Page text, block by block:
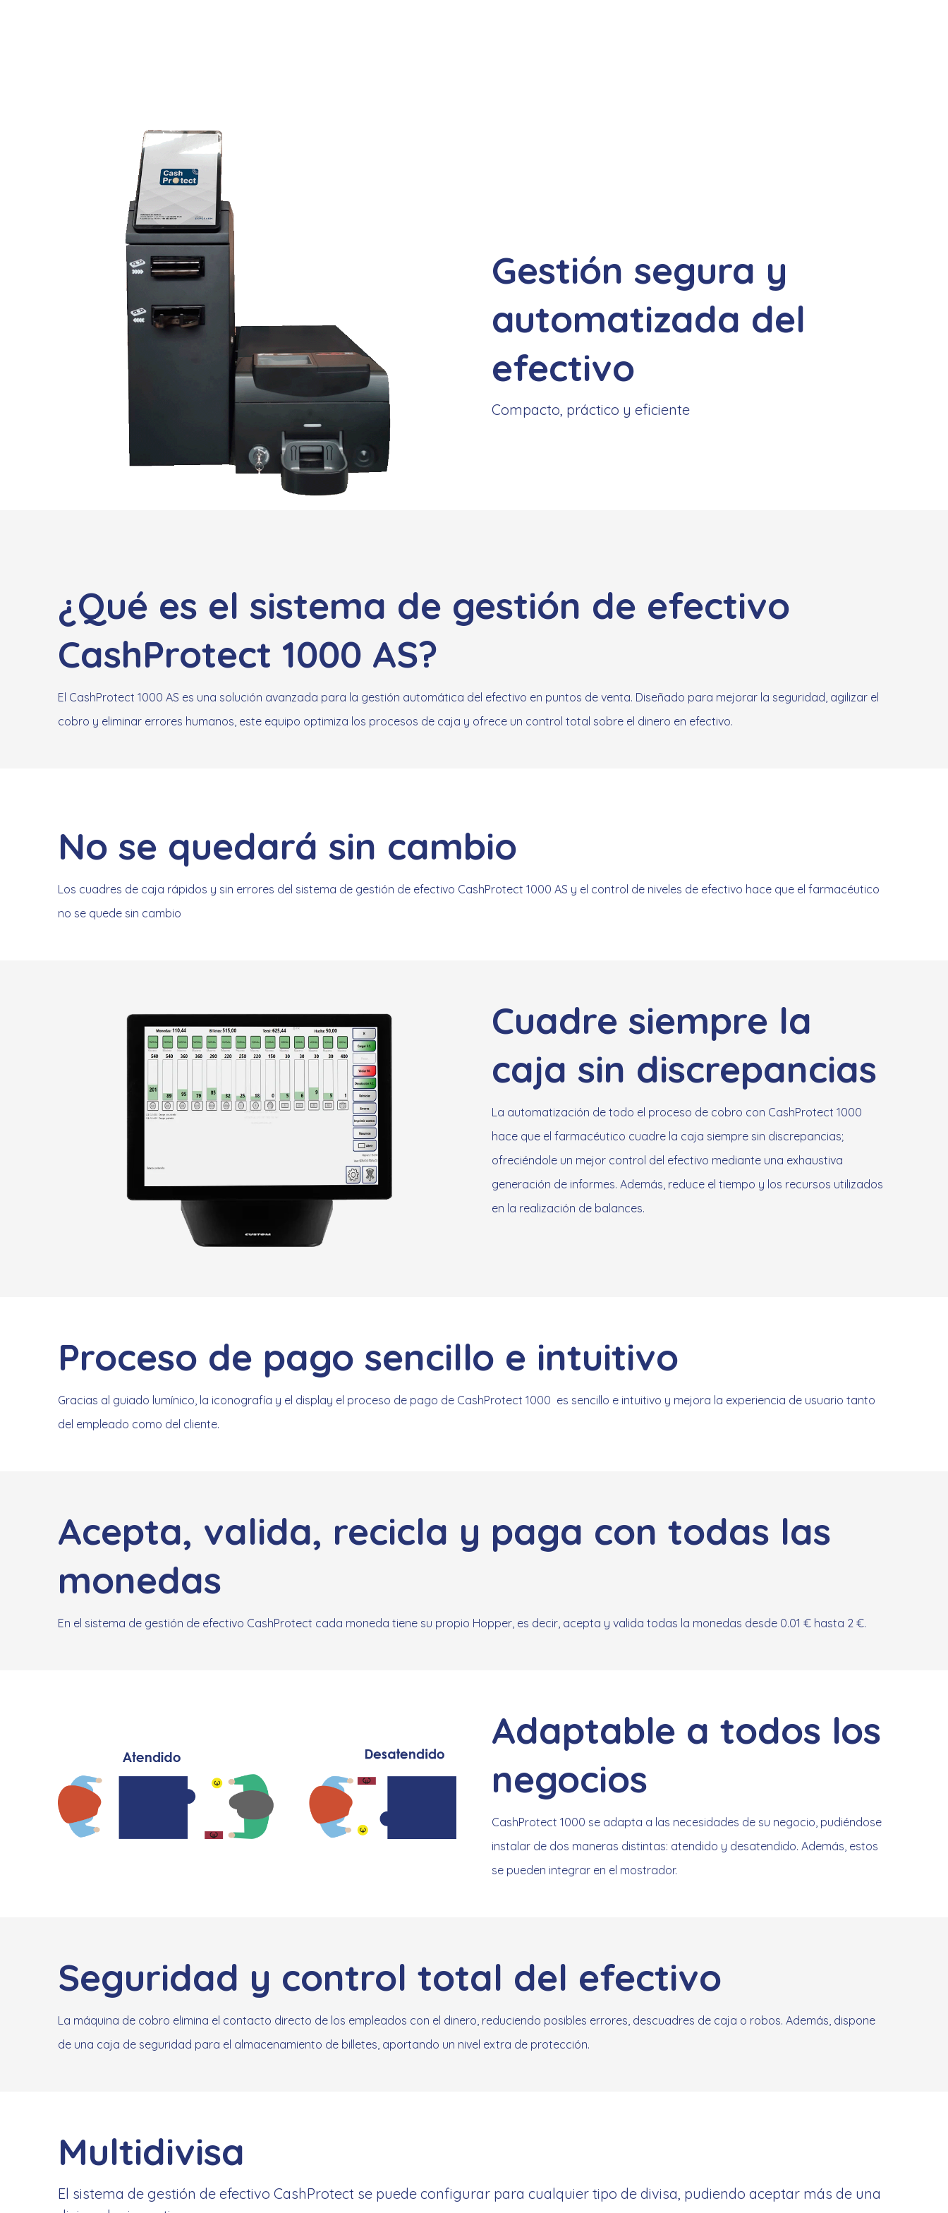
Gestión segura y
automatizada del
efectivo
Compacto, práctico y eficiente
¿Qué es el sistema de gestión de efectivo
CashProtect 1000 AS?
El CashProtect 1000 AS es una solución avanzada para la gestión automática del efectivo en puntos de venta. Diseñado para mejorar la seguridad, agilizar el
cobro y eliminar errores humanos, este equipo optimiza los procesos de caja y ofrece un control total sobre el dinero en efectivo.
No se quedará sin cambio
Los cuadres de caja rápidos y sin errores del sistema de gestión de efectivo CashProtect 1000 AS y el control de niveles de efectivo hace que el farmacéutico
no se quede sin cambio
Cuadre siempre la
caja sin discrepancias
La automatización de todo el proceso de cobro con CashProtect 1000
hace que el farmacéutico cuadre la caja siempre sin discrepancias;
ofreciéndole un mejor control del efectivo mediante una exhaustiva
generación de informes. Además, reduce el tiempo y los recursos utilizados
en la realización de balances.
Proceso de pago sencillo e intuitivo
Gracias al guiado lumínico, la iconografía y el display el proceso de pago de CashProtect 1000 es sencillo e intuitivo y mejora la experiencia de usuario tanto
del empleado como del cliente.
Acepta, valida, recicla y paga con todas las
monedas
En el sistema de gestión de efectivo CashProtect cada moneda tiene su propio Hopper, es decir, acepta y valida todas la monedas desde 0.01 € hasta 2 €.
Adaptable a todos los
negocios
CashProtect 1000 se adapta a las necesidades de su negocio, pudiéndose
instalar de dos maneras distintas: atendido y desatendido. Además, estos
se pueden integrar en el mostrador.
Seguridad y control total del efectivo
La máquina de cobro elimina el contacto directo de los empleados con el dinero, reduciendo posibles errores, descuadres de caja o robos. Además, dispone
de una caja de seguridad para el almacenamiento de billetes, aportando un nivel extra de protección.
Multidivisa
El sistema de gestión de efectivo CashProtect se puede configurar para cualquier tipo de divisa, pudiendo aceptar más de una